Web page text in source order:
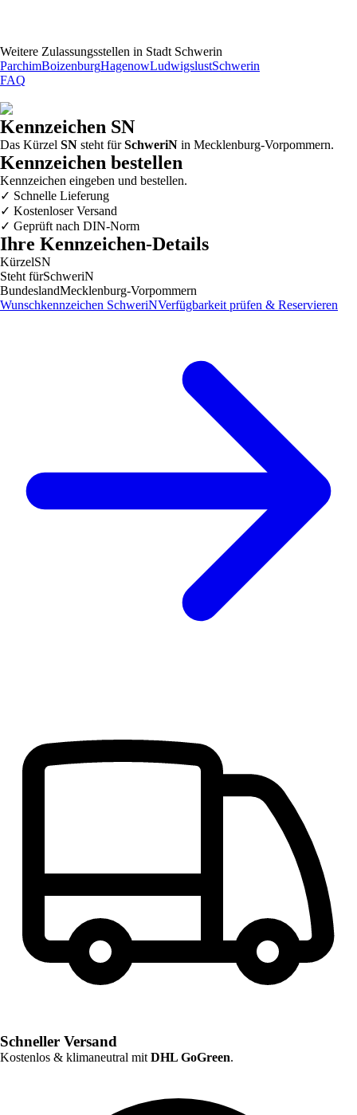
Weitere Zulassungsstellen in Stadt Schwerin
ParchimBoizenburgHagenowLudwigslustSchwerin
FAQ
Kennzeichen SN
Das Kürzel SN steht fürSchweriN in Mecklenburg-Vorpommern.
Kennzeichen bestellen
Kennzeichen eingeben und bestellen.
✓ Schnelle Lieferung
✓ Kostenloser Versand
✓ Geprüft nach DIN-Norm
Ihre Kennzeichen-Details
KürzelSN
Steht fürSchweriN
BundeslandMecklenburg-Vorpommern
Wunschkennzeichen SchweriNVerfügbarkeit prüfen & Reservieren
Schneller Versand
Kostenlos & klimaneutral mit DHL GoGreen.